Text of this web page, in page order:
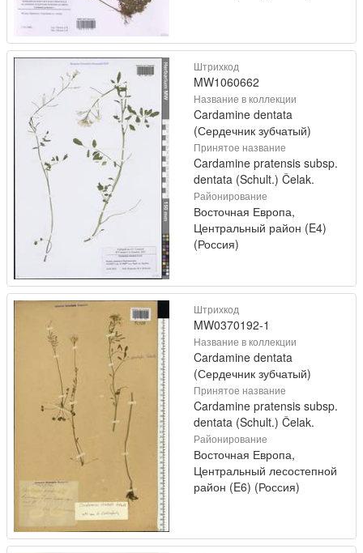
Штрихкод
MW1060662
Название в коллекции
Cardamine dentata
(Сердечник зубчатый)
Принятое название
Cardamine pratensis subsp.
dentata (Schult.) Čelak.
Районирование
Восточная Европа,
Центральный район (E4)
(Россия)
Штрихкод
MW0370192-1
Название в коллекции
Cardamine dentata
(Сердечник зубчатый)
Принятое название
Cardamine pratensis subsp.
dentata (Schult.) Čelak.
Районирование
Восточная Европа,
Центральный лесостепной
район (E6) (Россия)